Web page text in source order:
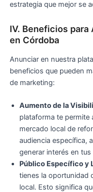
estrategia que mejor se
IV. Beneficios
en Córdoba
Anunciar en nuestra
beneficios que pueden
de marketing:
Aumento de la
plataforma te permite
mercado local de
audiencia específica,
generar interés en tus
Público Específico y
tienes la oportunidad
local. Esto significa